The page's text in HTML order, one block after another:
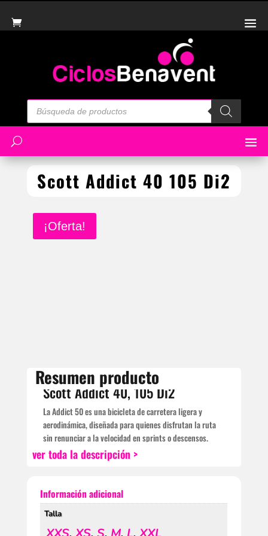
Búsqueda
de
Scott Addict 40 105 Di2
¡Oferta!
Resumen producto
Scott Addict 40, 105 Di2
La Addict 50 es una bicicleta de carretera ligera y
aerodinámica, diseñada para quienes disfrutan la ruta
sin renunciar a la velocidad en sprints o descensos.
Fabricada con fibra de carbono HMF, ofrece un 25% más
de flexibilidad vertical que los cuadros de competición,
Su geometría abierta, con stack más alto y reach más
corto, mejora el confort sin perder rendimiento. Admite
cubiertas de hasta 38 mm para mayor amortiguación en
superficies mixtas. Equipada con transmisión mecánica
ver toda la descripción >
Información adicional
Talla